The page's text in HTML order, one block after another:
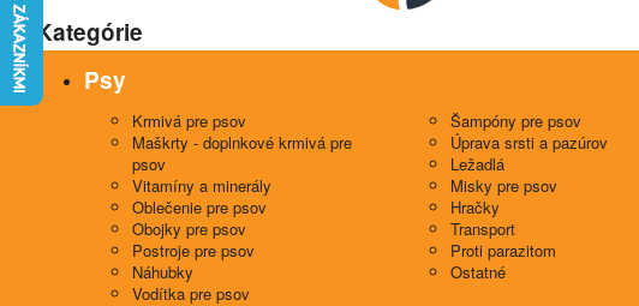
Kategórie
Psy
Krmivá pre psov
Maškrty - doplnkové krmivá pre
psov
Vitamíny a minerály
Oblečenie pre psov
Obojky pre psov
Postroje pre psov
Náhubky
Vodítka pre psov
Šampóny pre psov
Úprava srsti a pazúrov
Ležadlá
Misky pre psov
Hračky
Transport
Proti parazitom
Ostatné